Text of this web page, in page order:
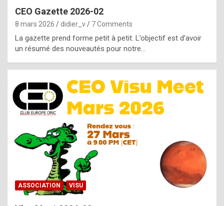
g
e
n
u
i
n
e
R
o
CEO Gazette 2026-02
8 mars 2026 didier_v 7 Comments
La gazette prend forme petit à petit. L’objectif est d’avoir
un résumé des nouveautés pour notre…
ASSOCIATION VISU